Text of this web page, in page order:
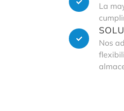
La
Nos